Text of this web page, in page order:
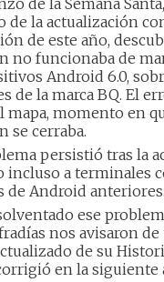
de la actualización
de este año,
no funcionaba de
Android 6.0,
de la marca BQ. El
mapa, momento en
se cerraba.
persistió tras la
incluso a terminales
de Android anteriores.
ese
nos avisaron
de su
en la siguiente